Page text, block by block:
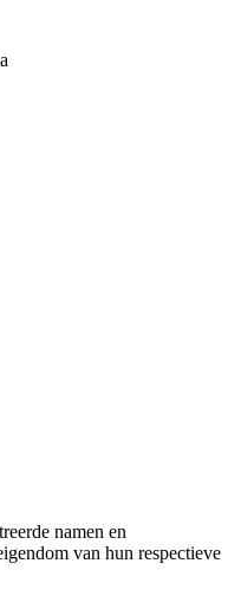
namen en
van hun respectieve